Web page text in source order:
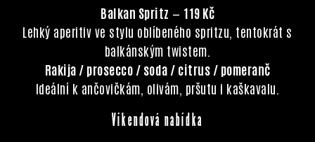
Balkan Spritz — 119 Kč
Lehký aperitiv ve stylu oblíbeného spritzu, tentokrát s
balkánským twistem.
Rakija / prosecco / soda / citrus / pomeranč
Ideální k ančovičkám, olivám, pršutu i kaškavalu.
Víkendová nabídka